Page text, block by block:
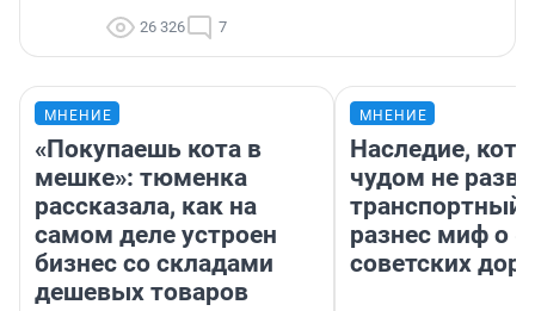
26 326 7
МНЕНИЕ
«Покупаешь кота в
мешке»: тюменка
рассказала, как на
самом деле устроен
бизнес со складами
дешевых товаров
МНЕНИЕ
Наследие,
чудом не
транспортный
разнес миф о
советских